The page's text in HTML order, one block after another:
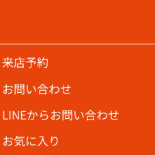
来店予約
お問い合わせ
LINEからお問い合わせ
お気に入り